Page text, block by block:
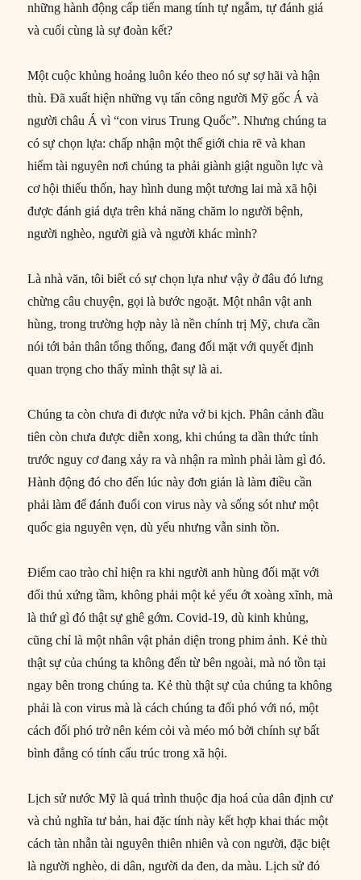
những hành động cấp tiến mang tính tự ngẫm, tự đánh giá
và cuối cùng là sự đoàn kết?
Một cuộc khủng hoảng luôn kéo theo nó sự sợ hãi và hận
thù. Đã xuất hiện những vụ tấn công người Mỹ gốc Á và
người châu Á vì “con virus Trung Quốc”. Nhưng chúng ta
có sự chọn lựa: chấp nhận một thế giới chia rẽ và khan
hiếm tài nguyên nơi chúng ta phải giành giật nguồn lực và
cơ hội thiếu thốn, hay hình dung một tương lai mà xã hội
được đánh giá dựa trên khả năng chăm lo người bệnh,
người nghèo, người già và người khác mình?
Là nhà văn, tôi biết có sự chọn lựa như vậy ở đâu đó lưng
chừng câu chuyện, gọi là bước ngoặt. Một nhân vật anh
hùng, trong trường hợp này là nền chính trị Mỹ, chưa cần
nói tới bản thân tổng thống, đang đối mặt với quyết định
quan trọng cho thấy mình thật sự là ai.
Chúng ta còn chưa đi được nửa vở bi kịch. Phân cảnh đầu
tiên còn chưa được diễn xong, khi chúng ta dần thức tỉnh
trước nguy cơ đang xảy ra và nhận ra mình phải làm gì đó.
Hành động đó cho đến lúc này đơn giản là làm điều cần
phải làm để đánh đuổi con virus này và sống sót như một
quốc gia nguyên vẹn, dù yếu nhưng vẫn sinh tồn.
Điểm cao trào chỉ hiện ra khi người anh hùng đối mặt với
đối thủ xứng tầm, không phải một kẻ yếu ớt xoàng xĩnh, mà
là thứ gì đó thật sự ghê gớm. Covid-19, dù kinh khủng,
cũng chỉ là một nhân vật phản diện trong phim ảnh. Kẻ thù
thật sự của chúng ta không đến từ bên ngoài, mà nó tồn tại
ngay bên trong chúng ta. Kẻ thù thật sự của chúng ta không
phải là con virus mà là cách chúng ta đối phó với nó, một
cách đối phó trở nên kém cỏi và méo mó bởi chính sự bất
bình đẳng có tính cấu trúc trong xã hội.
Lịch sử nước Mỹ là quá trình thuộc địa hoá của dân định cư
và chủ nghĩa tư bản, hai đặc tính này kết hợp khai thác một
cách tàn nhẫn tài nguyên thiên nhiên và con người, đặc biệt
là người nghèo, di dân, người da đen, da màu. Lịch sử đó